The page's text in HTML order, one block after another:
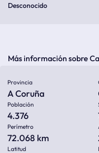
Desconocido
Más información sobre
Provincia
A Coruña
Población
4.376
Perímetro
72.068 km
Latitud